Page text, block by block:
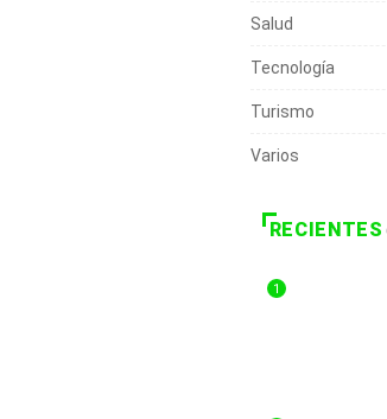
Salud
Tecnología
Turismo
Varios
RECIENTES
1